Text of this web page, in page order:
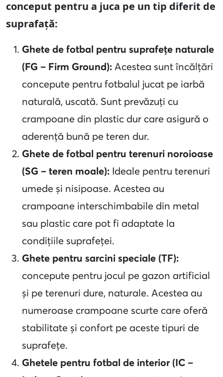
conceput pentru a juca pe un tip diferit de
suprafață:
Ghete de fotbal pentru suprafețe naturale
(FG – Firm Ground): Acestea sunt încălțări
concepute pentru fotbalul jucat pe iarbă
naturală, uscată. Sunt prevăzuți cu
crampoane din plastic dur care asigură o
aderență bună pe teren dur.
Ghete de fotbal pentru terenuri noroioase
(SG – teren moale): Ideale pentru terenuri
umede și nisipoase. Acestea au
crampoane interschimbabile din metal
sau plastic care pot fi adaptate la
condițiile suprafeței.
Ghete pentru sarcini speciale (TF):
concepute pentru jocul pe gazon artificial
și pe terenuri dure, naturale. Acestea au
numeroase crampoane scurte care oferă
stabilitate și confort pe aceste tipuri de
suprafețe.
Ghetele pentru fotbal de interior (IC –